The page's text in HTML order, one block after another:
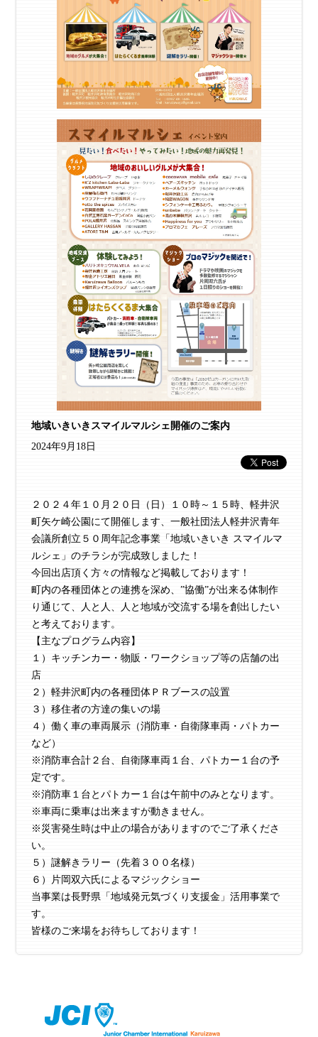
地域いきいきスマイルマルシェ開催のご案内
2024年9月18日
２０２４年１０月２０日（日）１０時～１５時、軽井沢
町矢ケ崎公園にて開催します、一般社団法人軽井沢青年
会議所創立５０周年記念事業「地域いきいき スマイルマ
ルシェ」のチラシが完成致しました！
今回出店頂く方々の情報など掲載しております！
町内の各種団体との連携を深め、”協働”が出来る体制作
り通じて、人と人、人と地域が交流する場を創出したい
と考えております。
【主なプログラム内容】
１）キッチンカー・物販・ワークショップ等の店舗の出
店
２）軽井沢町内の各種団体ＰＲブースの設置
３）移住者の方達の集いの場
４）働く車の車両展示（消防車・自衛隊車両・パトカー
など）
※消防車合計２台、自衛隊車両１台、パトカー１台の予
定です。
※消防車１台とパトカー１台は午前中のみとなります。
※車両に乗車は出来ますが動きません。
※災害発生時は中止の場合がありますのでご了承くださ
い。
５）謎解きラリー（先着３００名様）
６）片岡双六氏によるマジックショー
当事業は長野県「地域発元気づくり支援金」活用事業で
す。
皆様のご来場をお待ちしております！